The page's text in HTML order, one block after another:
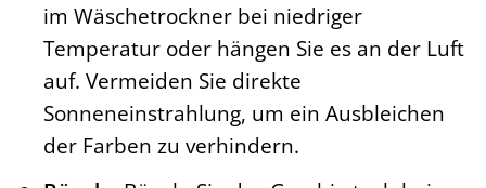
im Wäschetrockner bei niedriger
Temperatur oder hängen Sie es an der Luft
auf. Vermeiden Sie direkte
Sonneneinstrahlung, um ein Ausbleichen
der Farben zu verhindern.